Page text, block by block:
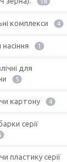
комплекси 4
1
для
5
картону 4
серії
пластику серії